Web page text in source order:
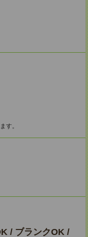
す。
/ ブランクOK /